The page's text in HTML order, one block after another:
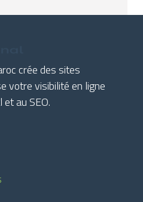
crée des sites
votre visibilité en ligne
au SEO.